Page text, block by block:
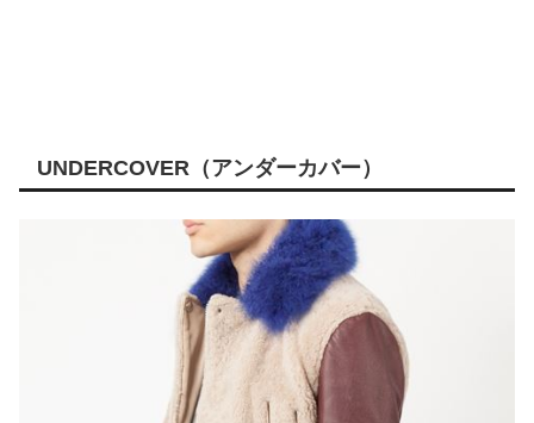
UNDERCOVER（アンダーカバー）